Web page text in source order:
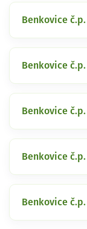
Benkovice č.p.
Benkovice č.p.
Benkovice č.p.
Benkovice
Benkovice